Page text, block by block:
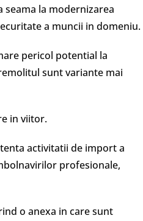
seama la modernizarea
a muncii in domeniu.
pericol potential la
sunt variante mai
in viitor.
activitatii de import a
profesionale,
o anexa in care sunt